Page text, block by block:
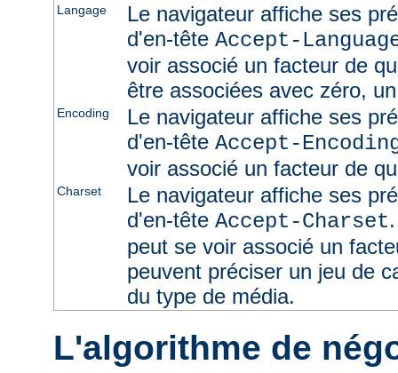
Langage
Le navigateur affiche ses
d'en-tête Accept-
voir associé un facteur de
être associées avec zéro,
Encoding
Le navigateur affiche ses
d'en-tête Accept-
voir associé un facteur de
Charset
Le navigateur affiche ses
d'en-tête Accept-Charset
peut se voir associé un
peuvent préciser un jeu de
du type de média.
L'algorithme de